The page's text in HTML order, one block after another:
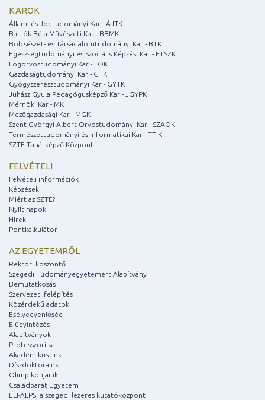
KAROK
Állam- és Jogtudományi Kar - ÁJTK
Bartók Béla Művészeti Kar - BBMK
Bölcsészet- és Társadalomtudományi Kar - BTK
Egészségtudományi és Szociális Képzési Kar - ETSZK
Fogorvostudományi Kar - FOK
Gazdaságtudományi Kar - GTK
Gyógyszerésztudományi Kar - GYTK
Juhász Gyula Pedagógusképző Kar - JGYPK
Mérnöki Kar - MK
Mezőgazdasági Kar - MGK
Szent-Györgyi Albert Orvostudományi Kar - SZAOK
Természettudományi és Informatikai Kar - TTIK
SZTE Tanárképző Központ
FELVÉTELI
Felvételi információk
Képzések
Miért az SZTE?
Nyílt napok
Hírek
Pontkalkulátor
AZ EGYETEMRŐL
Rektori köszöntő
Szegedi Tudományegyetemért Alapítvány
Bemutatkozás
Szervezeti felépítés
Közérdekű adatok
Esélyegyenlőség
E-ügyintézés
Alapítványok
Professzori kar
Akadémikusaink
Díszdoktoraink
Olimpikonjaink
Családbarát Egyetem
ELI-ALPS, a szegedi lézeres kutatóközpont